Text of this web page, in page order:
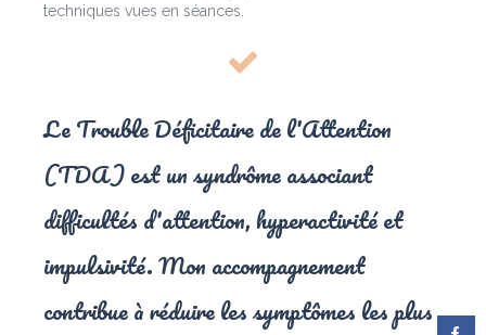
techniques vues en séances.
Le Trouble Déficitaire de l'Attention
(TDA) est un syndrôme associant
difficultés d'attention, hyperactivité et
impulsivité. Mon accompagnement
contribue à réduire les symptômes les plus